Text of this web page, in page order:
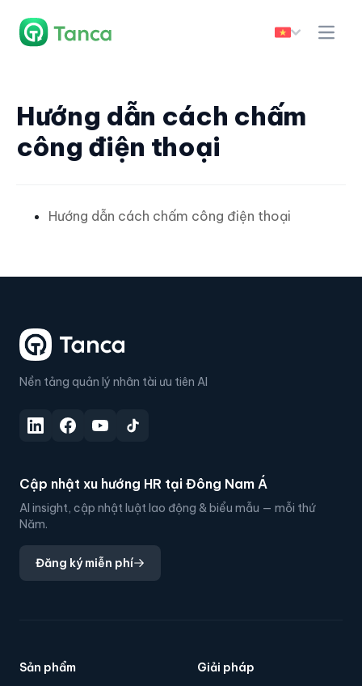
Hướng dẫn cách chấm
công điện thoại
Hướng dẫn cách chấm công điện thoại
Nền tảng quản lý nhân tài ưu tiên AI
Cập nhật xu hướng HR tại Đông Nam Á
AI insight, cập nhật luật lao động & biểu mẫu — mỗi thứ
Năm.
Đăng ký miễn phí
Sản phẩm Giải pháp